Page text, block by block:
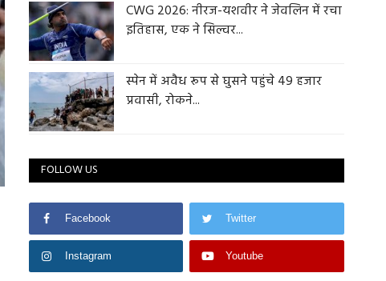
CWG 2026: नीरज-यशवीर ने जेवलिन में रचा
इतिहास, एक ने सिल्वर...
स्पेन में अवैध रूप से घुसने पहुंचे 49 हजार
प्रवासी, रोकने...
FOLLOW US
Facebook Twitter
Instagram Youtube